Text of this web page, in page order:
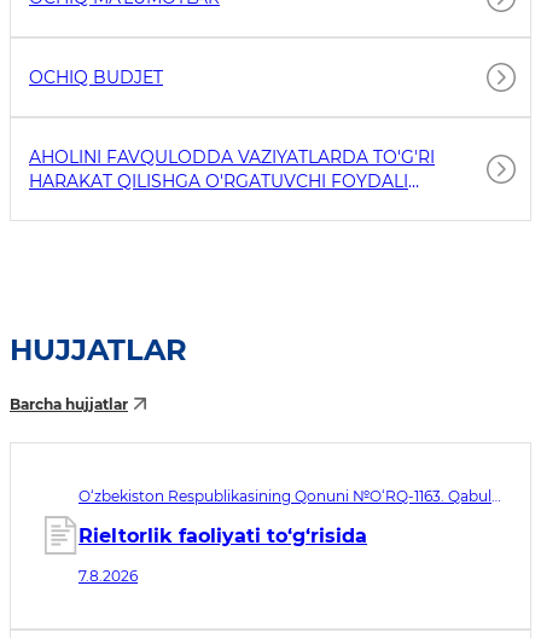
OCHIQ BUDJET
AHOLINI FAVQULODDA VAZIYATLARDA TO'G'RI
HARAKAT QILISHGA O'RGATUVCHI FOYDALI
HUJJATLAR
Barcha hujjatlar
O‘zbekiston Respublikasining Qonuni №O‘RQ-1163. Qabul
Rieltorlik faoliyati to‘g‘risida
7.8.2026